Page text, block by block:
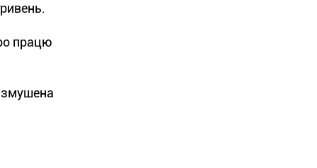
працю
змушена